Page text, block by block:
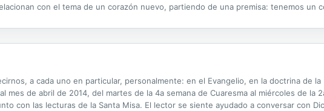
con el tema de un corazón nuevo, partiendo de una premisa: tenemos un
a cada uno en particular, personalmente: en el Evangelio, en la doctrina de
mes de abril de 2014, del martes de la 4a semana de Cuaresma al miércoles de la
con las lecturas de la Santa Misa. El lector se siente ayudado a conversar con